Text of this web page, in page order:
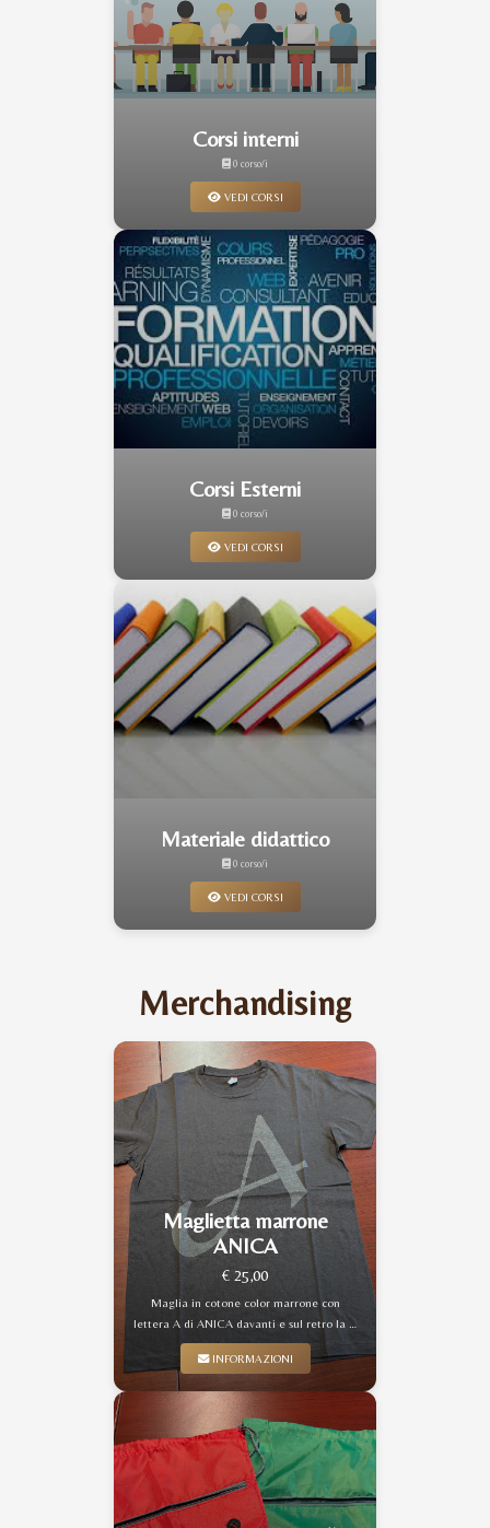
Corsi interni
0 corso/i
VEDI CORSI
Corsi Esterni
0 corso/i
VEDI CORSI
Materiale didattico
0 corso/i
VEDI CORSI
Merchandising
Maglietta marrone
ANICA
€ 25,00
Maglia in cotone color marrone con
lettera A di ANICA davanti e sul retro la …
INFORMAZIONI